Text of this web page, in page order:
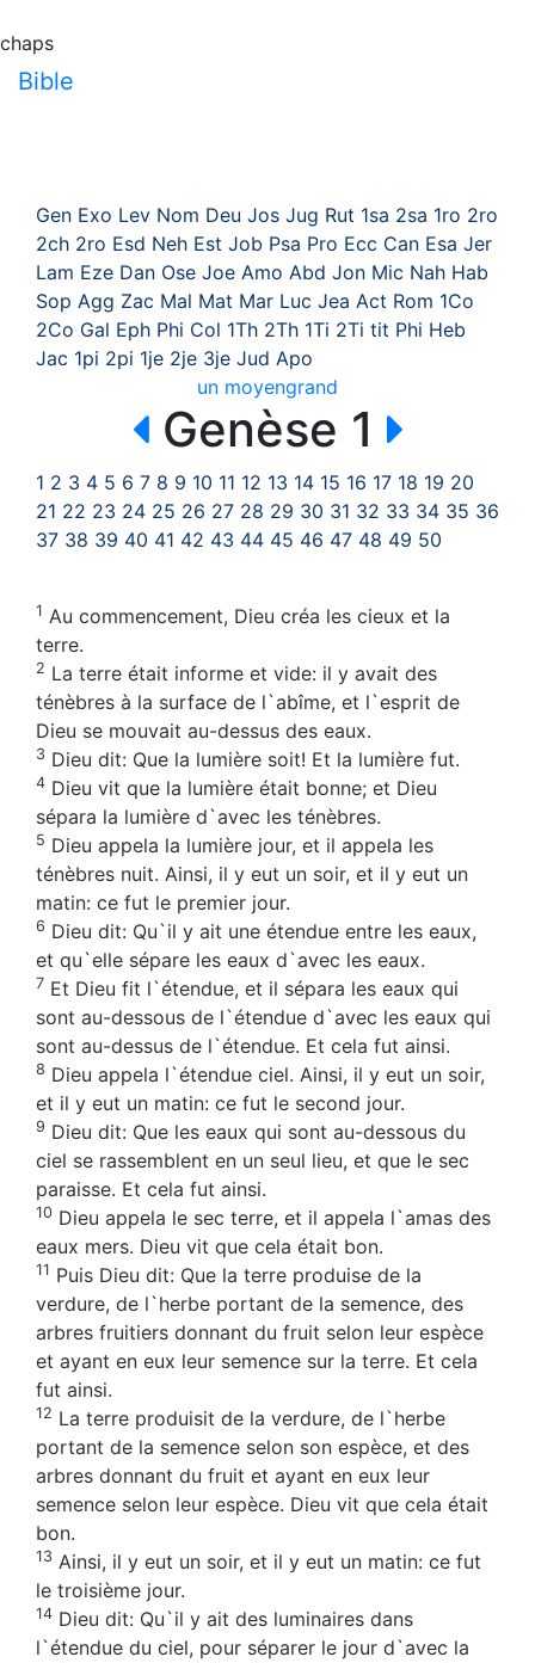
chaps
Bible
Gen Exo Lev Nom Deu Jos Jug Rut 1sa 2sa 1ro 2ro
2ch 2ro Esd Neh Est Job Psa Pro Ecc Can Esa Jer
Lam Eze Dan Ose Joe Amo Abd Jon Mic Nah Hab
Sop Agg Zac Mal Mat Mar Luc Jea Act Rom 1Co
2Co Gal Eph Phi Col 1Th 2Th 1Ti 2Ti tit Phi Heb
Jac 1pi 2pi 1je 2je 3je Jud Apo
un moyengrand
Genèse 1
1 2 3 4 5 6 7 8 9 10 11 12 13 14 15 16 17 18 19 20
21 22 23 24 25 26 27 28 29 30 31 32 33 34 35 36
37 38 39 40 41 42 43 44 45 46 47 48 49 50
1 Au commencement, Dieu créa les cieux et la
terre.
2 La terre était informe et vide: il y avait des
ténèbres à la surface de l`abîme, et l`esprit de
Dieu se mouvait au-dessus des eaux.
3 Dieu dit: Que la lumière soit! Et la lumière fut.
4 Dieu vit que la lumière était bonne; et Dieu
sépara la lumière d`avec les ténèbres.
5 Dieu appela la lumière jour, et il appela les
ténèbres nuit. Ainsi, il y eut un soir, et il y eut un
matin: ce fut le premier jour.
6 Dieu dit: Qu`il y ait une étendue entre les eaux,
et qu`elle sépare les eaux d`avec les eaux.
7 Et Dieu fit l`étendue, et il sépara les eaux qui
sont au-dessous de l`étendue d`avec les eaux qui
sont au-dessus de l`étendue. Et cela fut ainsi.
8 Dieu appela l`étendue ciel. Ainsi, il y eut un soir,
et il y eut un matin: ce fut le second jour.
9 Dieu dit: Que les eaux qui sont au-dessous du
ciel se rassemblent en un seul lieu, et que le sec
paraisse. Et cela fut ainsi.
10 Dieu appela le sec terre, et il appela l`amas des
eaux mers. Dieu vit que cela était bon.
11 Puis Dieu dit: Que la terre produise de la
verdure, de l`herbe portant de la semence, des
arbres fruitiers donnant du fruit selon leur espèce
et ayant en eux leur semence sur la terre. Et cela
fut ainsi.
12 La terre produisit de la verdure, de l`herbe
portant de la semence selon son espèce, et des
arbres donnant du fruit et ayant en eux leur
semence selon leur espèce. Dieu vit que cela était
bon.
13 Ainsi, il y eut un soir, et il y eut un matin: ce fut
le troisième jour.
14 Dieu dit: Qu`il y ait des luminaires dans
l`étendue du ciel, pour séparer le jour d`avec la